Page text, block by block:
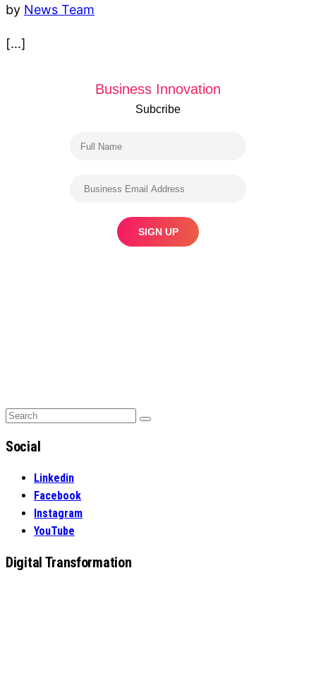
by News Team
[…]
Business Innovation
Subcribe
Search
Search
Social
Linkedin
Facebook
Instagram
YouTube
Digital Transformation